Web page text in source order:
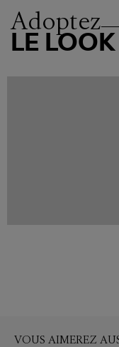
Adoptez
LE LOOK
VOUS AIMEREZ